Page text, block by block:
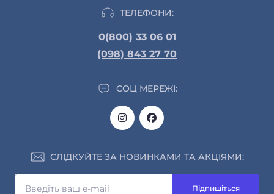
ТЕЛЕФОНИ:
0(800) 33 06 01
(098) 843 27 70
СОЦ МЕРЕЖІ:
СЛІДКУЙТЕ ЗА НОВИНКАМИ ТА АКЦІЯМИ:
Підпишіться